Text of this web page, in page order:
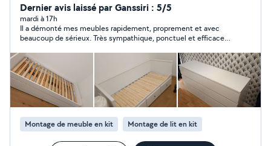
Dernier avis laissé par Ganssiri : 5/5
mardi à 17h
Il a démonté mes meubles rapidement, proprement et avec
beaucoup de sérieux. Très sympathique, ponctuel et efficace.
je recommande
Montage de meuble en kit Montage de lit en kit